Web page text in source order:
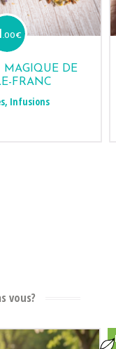
.00€
MAGIQUE DE
FRANC
, Infusions
vous?